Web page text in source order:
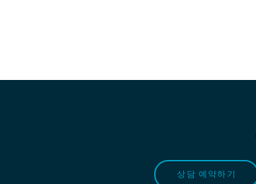
상담 예약하기